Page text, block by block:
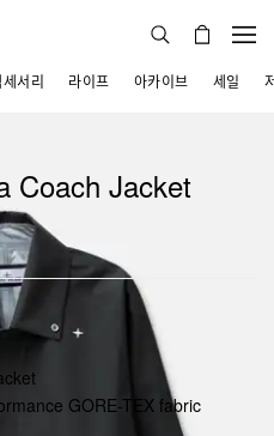
서리 라이프 아카이브 세일
Coach Jacket
GORE-TEX fabric